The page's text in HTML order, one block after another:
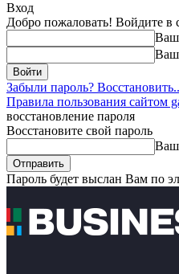
Вход
Добро пожаловать! Войдите в
Ваш
Забыли пароль?
Правила пользования сайтом
восстановление пароля
Восстановите свой пароль
Ваш
Пароль будет выслан Вам по